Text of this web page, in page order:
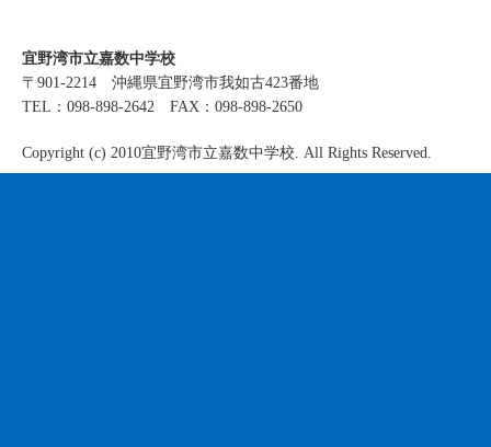
宜野湾市立嘉数中学校
〒901-2214 沖縄県宜野湾市我如古423番地
TEL：098-898-2642 FAX：098-898-2650
Copyright (c) 2010宜野湾市立嘉数中学校. All Rights Reserved.